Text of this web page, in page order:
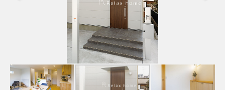
アフターメンテナンス・保証
分譲住宅
リラックスホームについて
会社概要